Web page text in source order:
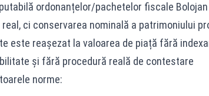
ordonanțelor/pachetelor fiscale
ci conservarea nominală a patrimoniului
este reașezat la valoarea de piață fără
și fără procedură reală de contestare
norme: